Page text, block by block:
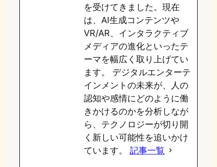
を受けてきました。現在
は、AI生成コンテンツや
VR/AR、インタラクティブ
メディアの進化といったテ
ーマを幅広く取り上げてい
ます。 デジタルエンターテ
インメントの未来が、人の
認知や感情にどのように働
きかけるのかを分析しなが
ら、テクノロジーが切り開
く新しい可能性を追いかけ
ています。 記事一覧